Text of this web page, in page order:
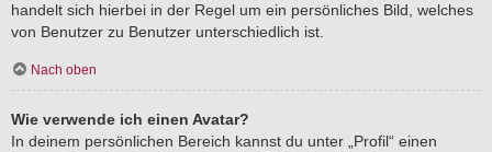
handelt sich hierbei in der Regel um ein persönliches Bild, welches
von Benutzer zu Benutzer unterschiedlich ist.
Nach oben
Wie verwende ich einen Avatar?
In deinem persönlichen Bereich kannst du unter „Profil“ einen